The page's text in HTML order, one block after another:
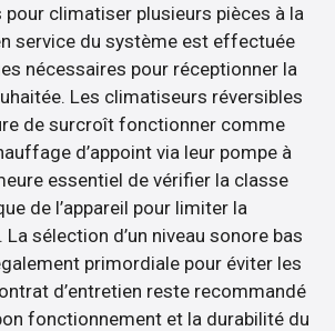
pour climatiser plusieurs pièces à la
service du système est effectuée
nécessaires pour réceptionner la
Les climatiseurs réversibles
de surcroît fonctionner comme
d’appoint via leur pompe à
essentiel de vérifier la classe
de l’appareil pour limiter la
sélection d’un niveau sonore bas
primordiale pour éviter les
d’entretien reste recommandé
fonctionnement et la durabilité du